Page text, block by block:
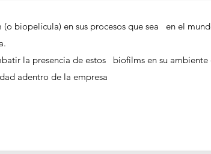
biopelícula) en sus procesos que sea en el
la presencia de estos biofilms en su ambiente
adentro de la empresa